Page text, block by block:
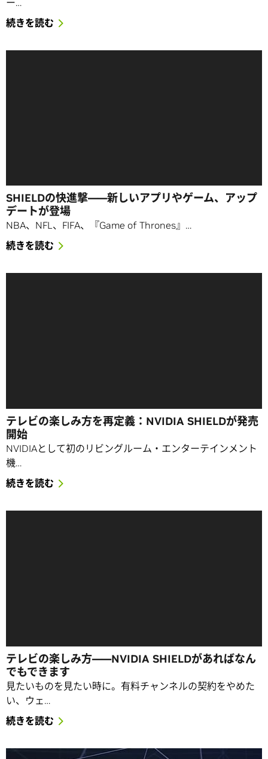
続きを読む
SHIELDの快進撃――新しいアプリやゲーム、アップ
デートが登場
NBA、NFL、FIFA、『Game of Thrones』…
続きを読む
テレビの楽しみ方を再定義：NVIDIA SHIELDが発売
開始
NVIDIAとして初のリビングルーム・エンターテインメント
機…
続きを読む
テレビの楽しみ方――NVIDIA SHIELDがあればなん
でもできます
見たいものを見たい時に。有料チャンネルの契約をやめた
い、ウェ…
続きを読む